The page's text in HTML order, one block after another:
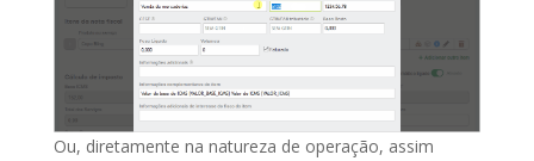
Ou, diretamente na natureza de operação, assim